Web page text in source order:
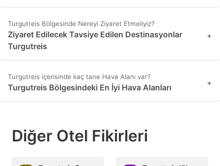
Turgutreis Bölgesinde Nereyi Ziyaret Etmeliyiz?
Ziyaret Edilecek Tavsiye Edilen Destinasyonlar
Turgutreis
+
Turgutreis içerisinde kaç tane Hava Alanı var?
Turgutreis Bölgesindeki En İyi Hava Alanları +
Diğer Otel Fikirleri